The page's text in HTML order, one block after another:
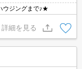
ウジングまで♪★
詳細を見る